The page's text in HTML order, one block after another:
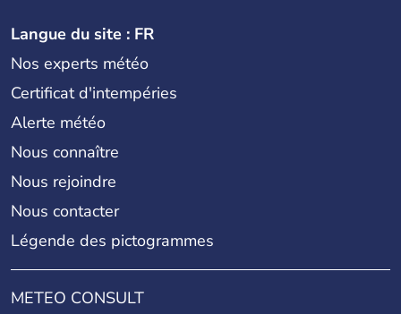
Langue du site : FR
Nos experts météo
Certificat d'intempéries
Alerte météo
Nous connaître
Nous rejoindre
Nous contacter
Légende des pictogrammes
METEO CONSULT